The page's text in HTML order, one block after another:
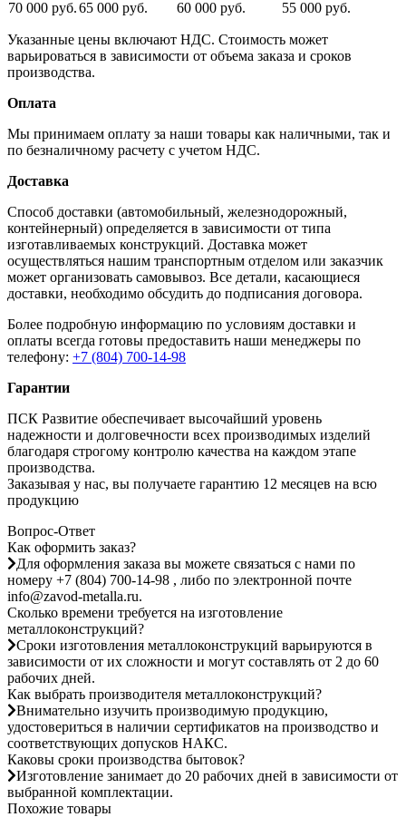
70 000 руб.65 000 руб. 60 000 руб. 55 000 руб.
Указанные цены включают НДС. Стоимость может
варьироваться в зависимости от объема заказа и сроков
производства.
Оплата
Мы принимаем оплату за наши товары как наличными, так и
по безналичному расчету с учетом НДС.
Доставка
Способ доставки (автомобильный, железнодорожный,
контейнерный) определяется в зависимости от типа
изготавливаемых конструкций. Доставка может
осуществляться нашим транспортным отделом или заказчик
может организовать самовывоз. Все детали, касающиеся
доставки, необходимо обсудить до подписания договора.
Более подробную информацию по условиям доставки и
оплаты всегда готовы предоставить наши менеджеры по
телефону: +7 (804) 700-14-98
Гарантии
ПСК Развитие обеспечивает высочайший уровень
надежности и долговечности всех производимых изделий
благодаря строгому контролю качества на каждом этапе
производства.
Заказывая у нас, вы получаете гарантию 12 месяцев на всю
продукцию
Вопрос-Ответ
Как оформить заказ?
Для оформления заказа вы можете связаться с нами по
номеру +7 (804) 700-14-98 , либо по электронной почте
info@zavod-metalla.ru.
Сколько времени требуется на изготовление
металлоконструкций?
Сроки изготовления металлоконструкций варьируются в
зависимости от их сложности и могут составлять от 2 до 60
рабочих дней.
Как выбрать производителя металлоконструкций?
Внимательно изучить производимую продукцию,
удостовериться в наличии сертификатов на производство и
соответствующих допусков НАКС.
Каковы сроки производства бытовок?
Изготовление занимает до 20 рабочих дней в зависимости от
выбранной комплектации.
Похожие товары